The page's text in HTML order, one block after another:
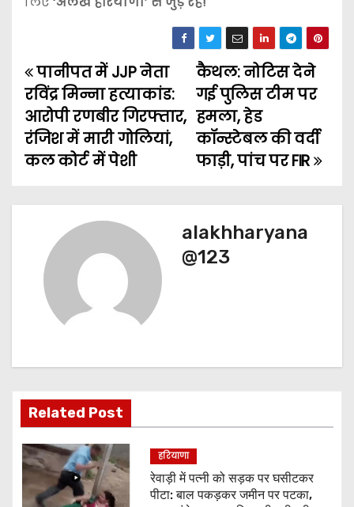
P
o
s
n
t
i
o
कैथल: नोटिस देने
गई पुलिस टीम पर
हमला, हेड
कॉन्स्टेबल की वर्दी
फाड़ी, पांच पर FIR
पानीपत में JJP नेता
रविंद्र मिन्ना हत्याकांड:
आरोपी रणबीर गिरफ्तार,
रंजिश में मारी गोलियां,
कल कोर्ट में पेशी
alakhharyana
@123
Related Post
हरियाणा
रेवाड़ी में पत्नी को सड़क पर घसीटकर
पीटा: बाल पकड़कर जमीन पर पटका,